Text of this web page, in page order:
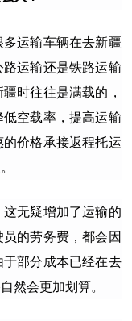
运输车辆在去新疆
运输还是铁路运输
时往往是满载的，
空载率，提高运输
价格承接返程托运
无疑增加了运输的
的劳务费，都会因
部分成本已经在去
然会更加划算。